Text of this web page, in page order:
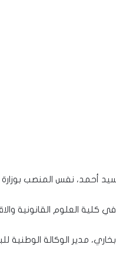
نفس المنصب بوزارة
كلية العلوم القانونية
مدير الوكالة الوطنية